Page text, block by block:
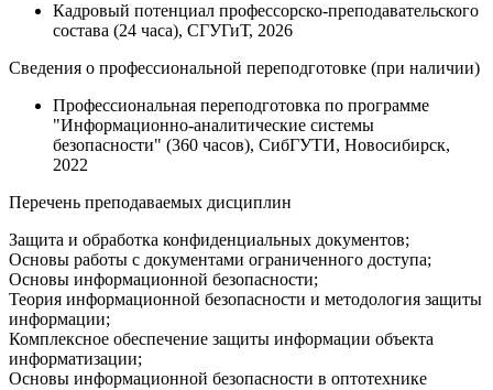
Кадровый потенциал профессорско-преподавательского
состава (24 часа), СГУГиТ, 2026
Сведения о профессиональной переподготовке (при наличии)
Профессиональная переподготовка по программе
"Информационно-аналитические системы
безопасности" (360 часов), СибГУТИ, Новосибирск,
2022
Перечень преподаваемых дисциплин
Защита и обработка конфиденциальных документов;
Основы работы с документами ограниченного доступа;
Основы информационной безопасности;
Теория информационной безопасности и методология защиты
информации;
Комплексное обеспечение защиты информации объекта
информатизации;
Основы информационной безопасности в оптотехнике